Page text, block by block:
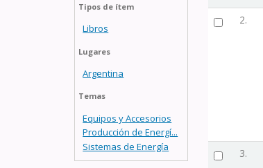
Tipos de ítem
Libros
Lugares
Argentina
Temas
Equipos y Accesorios
Producción de Energí...
Sistemas de Energía
2.
3.